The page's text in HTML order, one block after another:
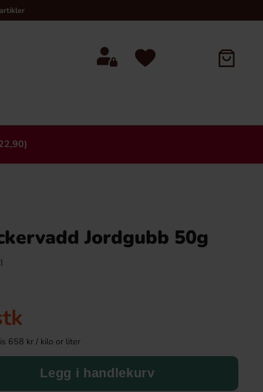
Jordgubb 50g
658 kr / kilo or liter
Legg i handlekurv